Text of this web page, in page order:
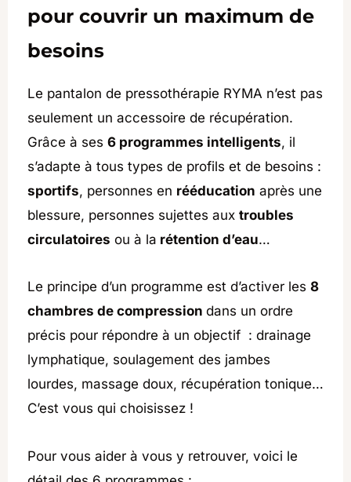
pour couvrir un maximum de
besoins
Le pantalon de pressothérapie RYMA n’est pas
seulement un accessoire de récupération.
Grâce à ses 6 programmes intelligents, il
s’adapte à tous types de profils et de besoins :
sportifs, personnes en rééducation après une
blessure, personnes sujettes aux troubles
circulatoires ou à la rétention d’eau…
Le principe d’un programme est d’activer les 8
chambres de compression dans un ordre
précis pour répondre à un objectif : drainage
lymphatique, soulagement des jambes
lourdes, massage doux, récupération tonique…
C’est vous qui choisissez !
Pour vous aider à vous y retrouver, voici le